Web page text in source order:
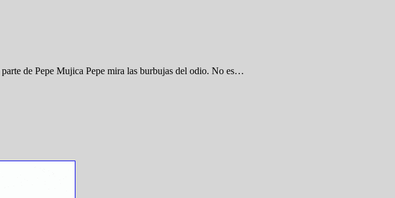
de Pepe Mujica Pepe mira las burbujas del odio. No es…